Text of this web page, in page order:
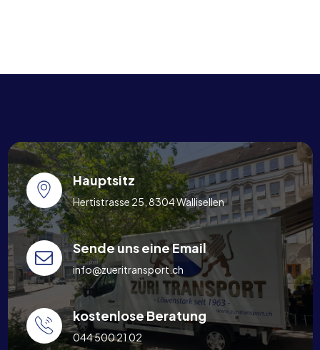
Hauptsitz
Hertistrasse 25, 8304 Wallisellen
Sende uns eine Email
info@zueritransport.ch
kostenlose Beratung
044 500 21 02